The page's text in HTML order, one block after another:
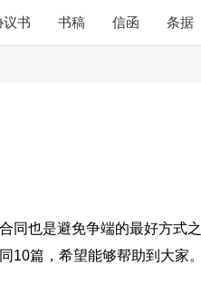
议书 书稿 信函 条据
同也是避免争端的最好方式之
10篇，希望能够帮助到大家。